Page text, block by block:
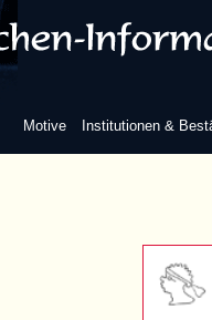
Motive Institutionen &
mit Augen
Linie